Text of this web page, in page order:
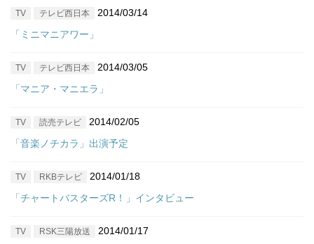
TV テレビ西日本
2014/03/14
「ミニマニアワー」
TV テレビ西日本
2014/03/05
「マニア・マニエラ」
TV 読売テレビ
2014/02/05
「音楽ノチカラ」出演予定
TV RKBテレビ
2014/01/18
「チャートバスターズR！」インタビュー
TV RSK三陽放送
2014/01/17